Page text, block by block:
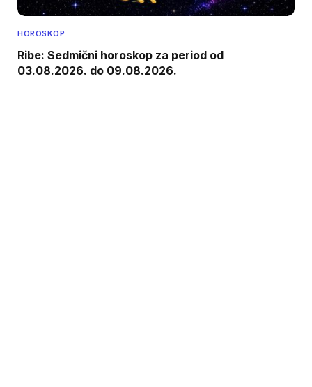
HOROSKOP
Ribe: Sedmični horoskop za period od
03.08.2026. do 09.08.2026.